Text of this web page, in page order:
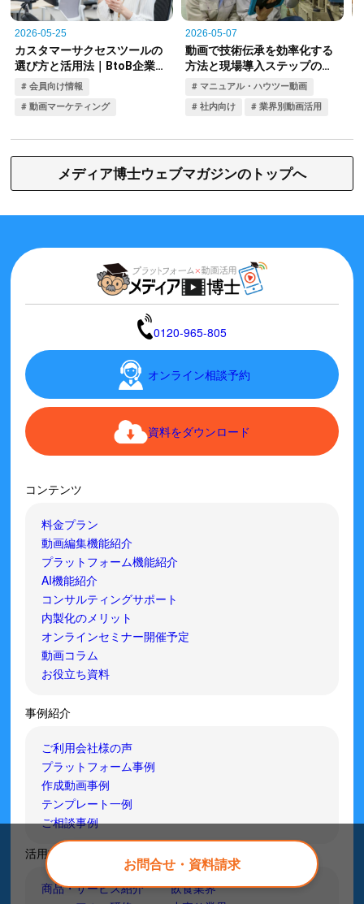
メディア博士ウェブマガジンのトップへ
お問合せ・資料請求
0120-965-805
オンライン相談予約
資料をダウンロード
コンテンツ
料金プラン
動画編集機能紹介
プラットフォーム機能紹介
AI機能紹介
コンサルティングサポート
内製化のメリット
オンラインセミナー開催予定
動画コラム
お役立ち資料
事例紹介
ご利用会社様の声
プラットフォーム事例
作成動画事例
テンプレート一例
ご相談事例
活用方法
商品・サービス紹介
飲食業界